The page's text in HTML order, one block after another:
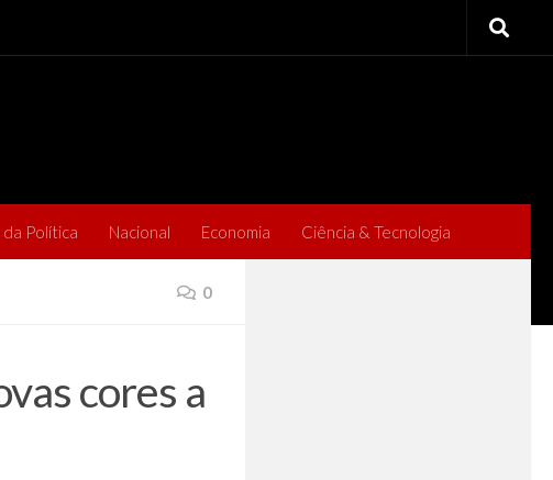
Política Nacional Economia Ciência & Tecnologia
0
cores a